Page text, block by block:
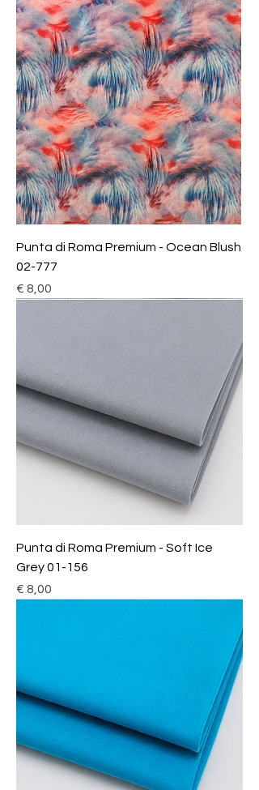
Punta di Roma Premium - Ocean Blush
02-777
Prijs
€ 8,00
Punta di Roma Premium - Soft Ice
Grey 01-156
Prijs
€ 8,00